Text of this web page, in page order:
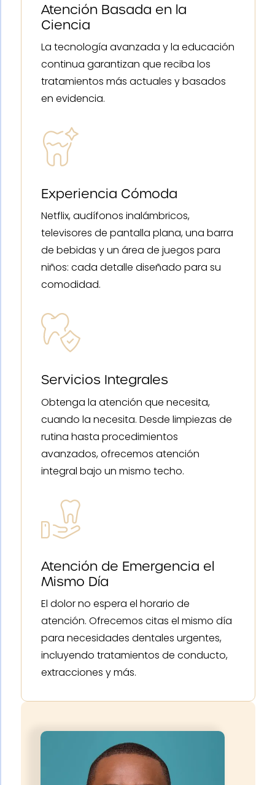
Atención Basada en la
Ciencia
La tecnología avanzada y la educación
continua garantizan que reciba los
tratamientos más actuales y basados
en evidencia.
Experiencia Cómoda
Netflix, audífonos inalámbricos,
televisores de pantalla plana, una barra
de bebidas y un área de juegos para
niños: cada detalle diseñado para su
comodidad.
Servicios Integrales
Obtenga la atención que necesita,
cuando la necesita. Desde limpiezas de
rutina hasta procedimientos
avanzados, ofrecemos atención
integral bajo un mismo techo.
Atención de Emergencia el
Mismo Día
El dolor no espera el horario de
atención. Ofrecemos citas el mismo día
para necesidades dentales urgentes,
incluyendo tratamientos de conducto,
extracciones y más.